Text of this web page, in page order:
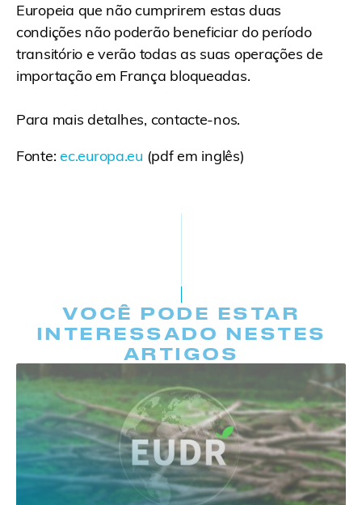
Europeia que não cumprirem estas duas
condições não poderão beneficiar do período
transitório e verão todas as suas operações de
importação em França bloqueadas.
Para mais detalhes, contacte-nos.
Fonte:ec.europa.eu (pdf em inglês)
VOCÊ PODE ESTAR
INTERESSADO NESTES
ARTIGOS